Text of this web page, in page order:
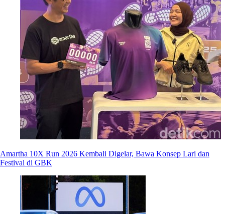
Amartha 10X Run 2026 Kembali Digelar, Bawa Konsep Lari dan
Festival di GBK